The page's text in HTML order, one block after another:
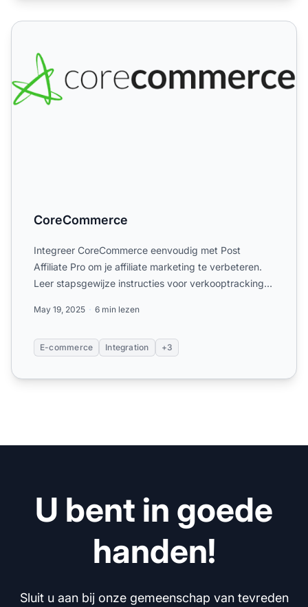
CoreCommerce
CoreCommerce
Integreer CoreCommerce eenvoudig met Post
Affiliate Pro om je affiliate marketing te verbeteren.
Leer stapsgewijze instructies voor verkooptracking,
May 19, 2025 6 min lezen
E-commerce Integration +3
U bent in goede
handen!
Sluit u aan bij onze gemeenschap van tevreden